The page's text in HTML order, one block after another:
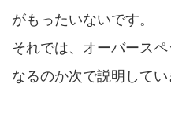
がもったいないです。
それでは、オーバース
なるのか次で説明してい